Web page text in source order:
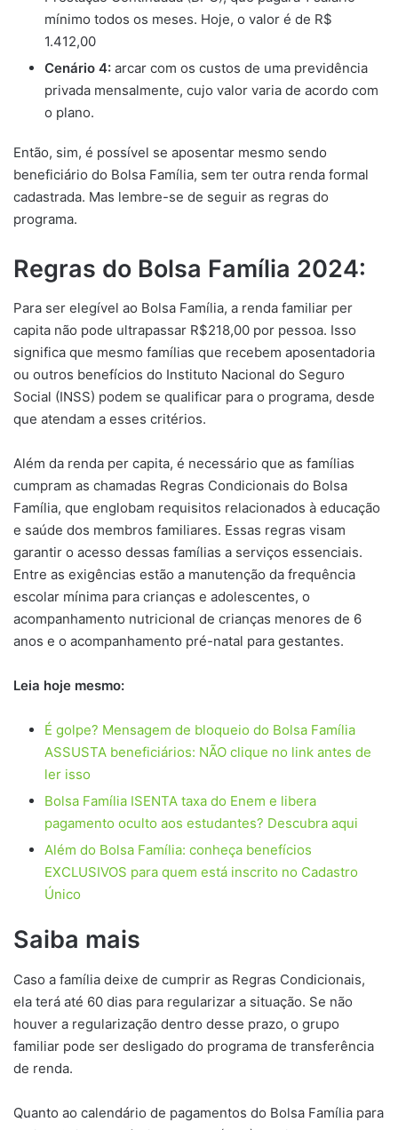
mínimo todos os meses. Hoje, o valor é de R$
1.412,00
Cenário 4: arcar com os custos de uma previdência
privada mensalmente, cujo valor varia de acordo com
o plano.
Então, sim, é possível se aposentar mesmo sendo
beneficiário do Bolsa Família, sem ter outra renda formal
cadastrada. Mas lembre-se de seguir as regras do
programa.
Regras do Bolsa Família 2024:
Para ser elegível ao Bolsa Família, a renda familiar per
capita não pode ultrapassar R$218,00 por pessoa. Isso
significa que mesmo famílias que recebem aposentadoria
ou outros benefícios do Instituto Nacional do Seguro
Social (INSS) podem se qualificar para o programa, desde
que atendam a esses critérios.
Além da renda per capita, é necessário que as famílias
cumpram as chamadas Regras Condicionais do Bolsa
Família, que englobam requisitos relacionados à educação
e saúde dos membros familiares. Essas regras visam
garantir o acesso dessas famílias a serviços essenciais.
Entre as exigências estão a manutenção da frequência
escolar mínima para crianças e adolescentes, o
acompanhamento nutricional de crianças menores de 6
anos e o acompanhamento pré-natal para gestantes.
Leia hoje mesmo:
É golpe? Mensagem de bloqueio do Bolsa Família
ASSUSTA beneficiários: NÃO clique no link antes de
ler isso
Bolsa Família ISENTA taxa do Enem e libera
pagamento oculto aos estudantes? Descubra aqui
Além do Bolsa Família: conheça benefícios
EXCLUSIVOS para quem está inscrito no Cadastro
Único
Saiba mais
Caso a família deixe de cumprir as Regras Condicionais,
ela terá até 60 dias para regularizar a situação. Se não
houver a regularização dentro desse prazo, o grupo
familiar pode ser desligado do programa de transferência
de renda.
Quanto ao calendário de pagamentos do Bolsa Família para